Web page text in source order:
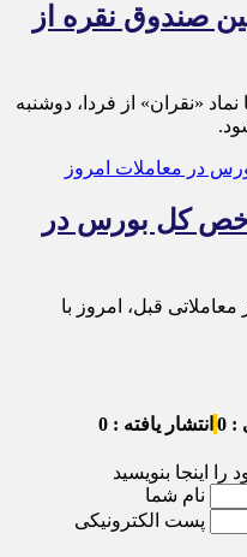
صندوق نقره از
«نقران» از فردا، دوشنبه
شاخص کل بورس در
قبل، امروز با
0 انتشار یافته : 0
را اینجا بنویسید
نام شما
پست الکترونیکی